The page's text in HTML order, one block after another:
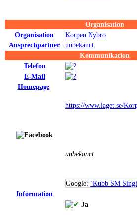
Organisation
Organisation
Korpen Nybro
Ansprechpartner
unbekannt
Kommunikation
Telefon
E-Mail
Homepage
https://www.laget.se/
unbekannt
Google: "Kubb SM
Information
Ja